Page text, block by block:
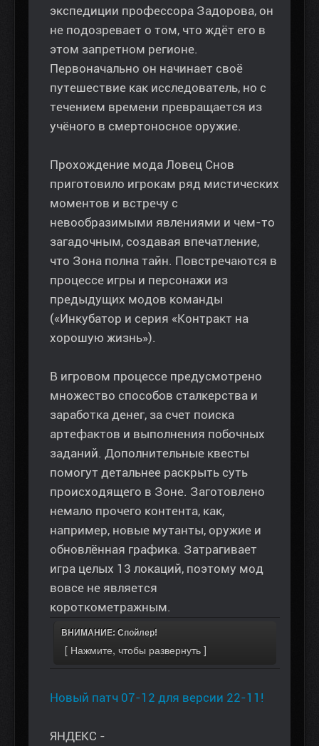
экспедиции профессора Задорова, он
не подозревает о том, что ждёт его в
этом запретном регионе.
Первоначально он начинает своё
путешествие как исследователь, но с
течением времени превращается из
учёного в смертоносное оружие.
Прохождение мода Ловец Снов
приготовило игрокам ряд мистических
моментов и встречу с
невообразимыми явлениями и чем-то
загадочным, создавая впечатление,
что Зона полна тайн. Повстречаются в
процессе игры и персонажи из
предыдущих модов команды
(«Инкубатор и серия «Контракт на
хорошую жизнь»).
В игровом процессе предусмотрено
множество способов сталкерства и
заработка денег, за счет поиска
артефактов и выполнения побочных
заданий. Дополнительные квесты
помогут детальнее раскрыть суть
происходящего в Зоне. Заготовлено
немало прочего контента, как,
например, новые мутанты, оружие и
обновлённая графика. Затрагивает
игра целых 13 локаций, поэтому мод
вовсе не является
короткометражным.
ВНИМАНИЕ: Спойлер!
Новый патч 07-12 для версии 22-11!
ЯНДЕКС -